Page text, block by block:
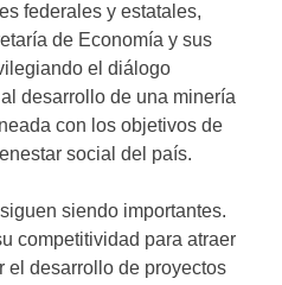
federales y estatales,
de Economía y sus
el diálogo
desarrollo de una minería
con los objetivos de
social del país.
siendo importantes.
competitividad para atraer
el desarrollo de proyectos